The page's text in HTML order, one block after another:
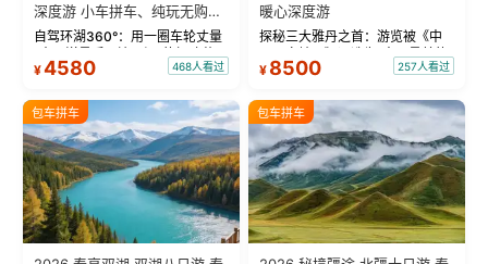
深度游 小车拼车、纯玩无购
物！
自驾环湖360°：用一圈车轮丈量
“大西洋最后一滴眼泪”的极致蔚
蓝。 赛湖旅拍：甄选多款风格服
绝美瞬间。 赛湖坦克300跟车视
频：专业摄影师...
¥4580 468人看过
暖心深度游
探秘三大雅丹之首：游览被《中
国国家地理》评选为“中国最美的
三大雅丹”第一名的克拉玛依魔鬼
瓦人最大村落——禾木村，欣赏
晨雾与小木...
¥ 8500 257人看过
包车拼车 包车拼车